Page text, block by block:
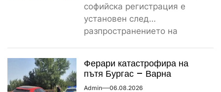
софийска регистрация е
установен след
разпространението на
1000...
Ферари катастрофира на
пътя Бургас – Варна
Admin 06.08.2026